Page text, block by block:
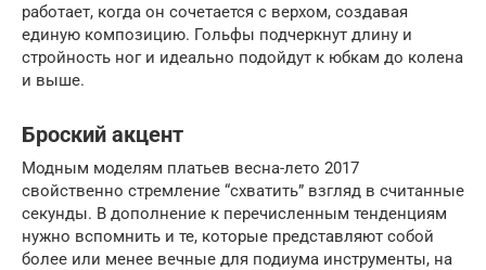
работает, когда он сочетается с верхом, создавая
единую композицию. Гольфы подчеркнут длину и
стройность ног и идеально подойдут к юбкам до колена
и выше.
Броский акцент
Модным моделям платьев весна-лето 2017
свойственно стремление “схватить” взгляд в считанные
секунды. В дополнение к перечисленным тенденциям
нужно вспомнить и те, которые представляют собой
более или менее вечные для подиума инструменты, на